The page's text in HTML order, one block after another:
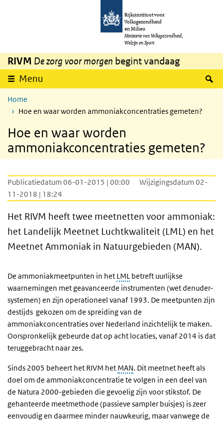
Overslaan en naar de inhoud gaan
Rijksinstituut voor
Volksgezondheid
en Milieu
Ministerie van Volksgezondheid,
Welzijn en Sport
RIVM De zorg voor morgen begint vandaag
Menu
Home
Hoe en waar worden ammoniakconcentraties gemeten?
Hoe en waar worden
ammoniakconcentraties gemeten?
Publicatiedatum 06-01-2015 | 00:00
Wijzigingsdatum 02-
11-2018 | 18:24
Het RIVM heeft twee meetnetten voor ammoniak:
het Landelijk Meetnet Luchtkwaliteit (LML) en het
Meetnet Ammoniak in Natuurgebieden (MAN).
De ammoniakmeetpunten in het LML betreft uurlijkse
waarnemingen met geavanceerde instrumenten (wet denuder-
systemen) en zijn operationeel vanaf 1993. De meetpunten zijn
destijds gekozen om de spreiding van de
ammoniakconcentraties over Nederland inzichtelijk te maken.
Oorspronkelijk gebeurde dat op acht locaties, vanaf 2014 is dat
teruggebracht naar zes.
Sinds 2005 beheert het RIVM het MAN. Dit meetnet heeft als
doel om de ammoniakconcentratie te volgen in een deel van
de Natura 2000-gebieden die gevoelig zijn voor stikstof. De
gehanteerde meetmethode (passieve sampler buisjes) is zeer
eenvoudig en daarmee minder nauwkeurig, maar vanwege de